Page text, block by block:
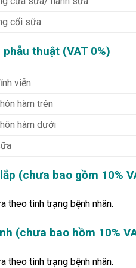
cối sữa
thuật (VAT 0%)
viễn
hàm trên
hàm dưới
(chưa bao gồm 10%
theo tình trạng bệnh nhân.
(chưa bao hồm 10%
theo tình trạng bệnh nhân.